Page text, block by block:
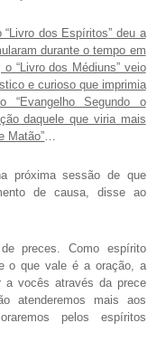
dos Espíritos” deu a
durante o tempo em
“Livro dos Médiuns” veio
e curioso que imprimia
“Evangelho Segundo o
daquele que viria mais
Matão”…
próxima sessão de que
de causa, disse ao
preces. Como espírito
o que vale é a oração, a
a vocês através da prece
atenderemos mais aos
pelos espíritos